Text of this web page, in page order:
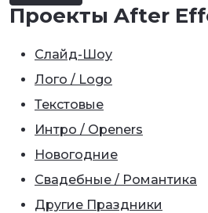
Проекты After
Слайд-Шоу
Лого / Logo
Текстовые
Интро / Openers
Новогодние
Свадебные / Романтика
Другие Праздники